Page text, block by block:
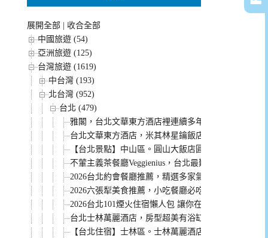
展開全部
收合全部
中國旅遊 (54)
亞洲旅遊 (125)
台灣旅遊 (1619)
中台灣 (193)
北台灣 (952)
台北 (479)
雅閣，台北文華東方酒店裡連續多年米其林一星餐廳
台北文華東方酒店，米其林星鑰飯店。行政房型獨家
【台北景點】中山區。圓山大飯店圓山密道 溜滑梯
不葷主義茶餐廳Veggienius，台北最難訂的蔬食餐廳
2026台北約會餐廳推薦，精選多家氣氛浪漫餐點好
2026六張犁美食推薦，小吃餐廳必吃美食整理給你！
2026台北101煙火住宿懶人包 讓你在飯店欣賞跨年煙
台北士林萬麗酒店，房型超美有浴缸。還有無邊際山
【台北住宿】士林區。士林萬麗酒店Renaissance